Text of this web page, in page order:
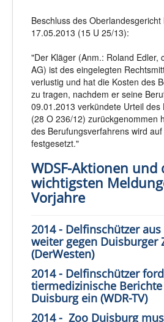
Beschluss des Oberlandesgericht
17.05.2013 (15 U 25/13):
"Der Kläger (Anm.: Roland Edler,
AG) ist des eingelegten
verlustig und hat die Kosten des
zu tragen, nachdem er seine
09.01.2013 verkündete Urteil des
(28 O 236/12) zurückgenommen
des Berufungsverfahrens wird
festgesetzt."
WDSF-Aktionen und
wichtigsten
Vorjahre
2014 - Delfinschützer
weiter gegen Duisburger
(DerWesten)
2014 - Delfinschützer
tiermedizinische
Duisburg ein (WDR-TV)
2014 - Zoo Duisburg